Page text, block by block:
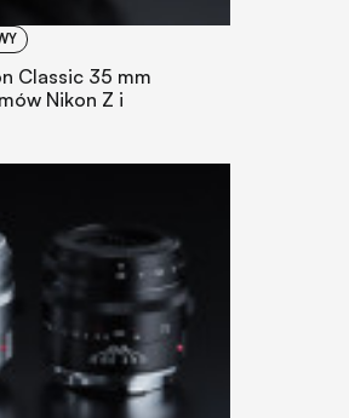
Classic 35 mm
Nikon Z i